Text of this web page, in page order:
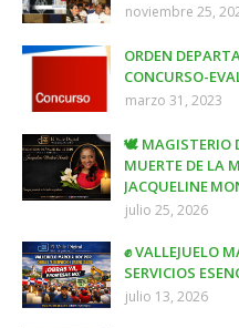
noviembre 25,
ORDEN
CONCURSO-
marzo 31, 2023
🕊️ MAGISTERIO
MUERTE DE LA
JACQUELINE
julio 25, 2026
✊ VALLEJUELO
SERVICIOS
julio 13, 2026